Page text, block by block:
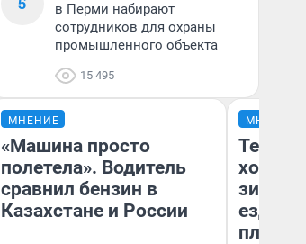
в Перми набирают
сотрудников для охраны
промышленного объекта
15 495
МНЕНИЕ
«Машина просто
полетела». Водитель
сравнил бензин в
Казахстане и России
МНЕНИЕ
Тепло
зимой.
ездит
плюсы